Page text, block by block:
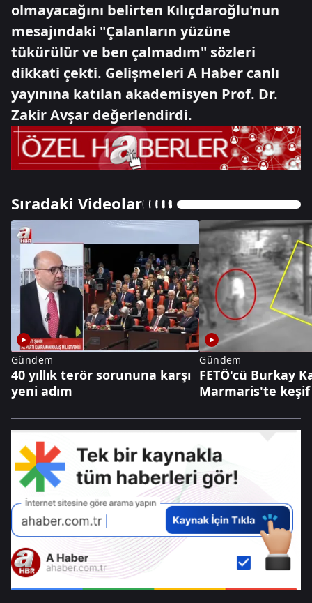
olmayacağını belirten Kılıçdaroğlu'nun
mesajındaki "Çalanların yüzüne
tükürülür ve ben çalmadım" sözleri
dikkati çekti. Gelişmeleri A Haber canlı
yayınına katılan akademisyen Prof. Dr.
Zakir Avşar değerlendirdi.
Sıradaki Videolar
Gündem
40 yıllık terör sorununa karşı
yeni adım
Gündem
FETÖ'cü Burkay
Marmaris'te keşif